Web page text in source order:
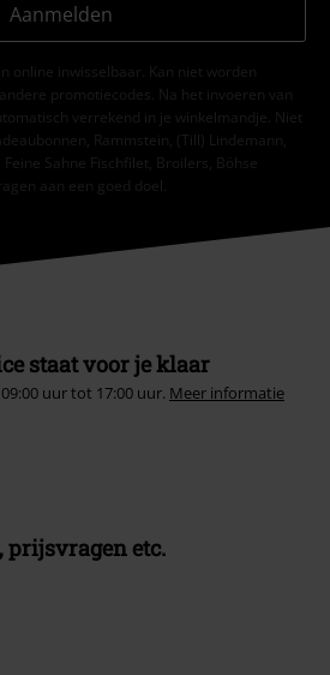
Aanmelden
online inwisselbaar. Kan niet worden
promotiecodes. Na het invoeren van
verrekend in je winkelmandje. Niet
Rammstein, (Till) Lindemann,
Feine Sahne Fischfilet, Broilers, Böhse
aan een goed doel.
staat voor je klaar
uur tot 17:00 uur. Meer informatie
prijsvragen etc.